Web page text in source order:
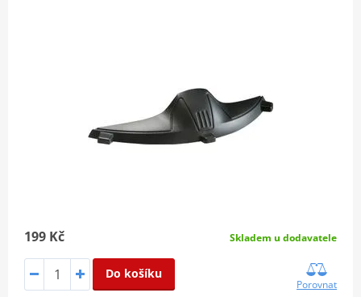
199 Kč Skladem u dodavatele
Do košíku
Porovnat